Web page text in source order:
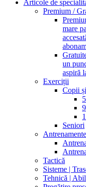
Articole de
Premium /
mare
un
aspiră
Exerciții
Copii
Seniori
Antrenamente
Tactică
Sisteme |
Tehnică |